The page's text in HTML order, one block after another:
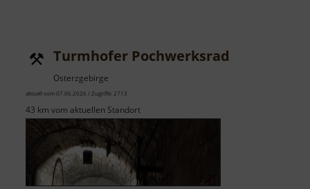
Turmhofer Pochwerksrad
Osterzgebirge
aktuell vom 07.06.2026 / Zugriffe: 2713
43 km vom aktuellen Standort